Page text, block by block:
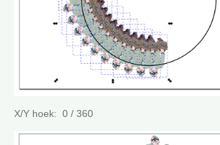
X/Y hoek: 0 / 360